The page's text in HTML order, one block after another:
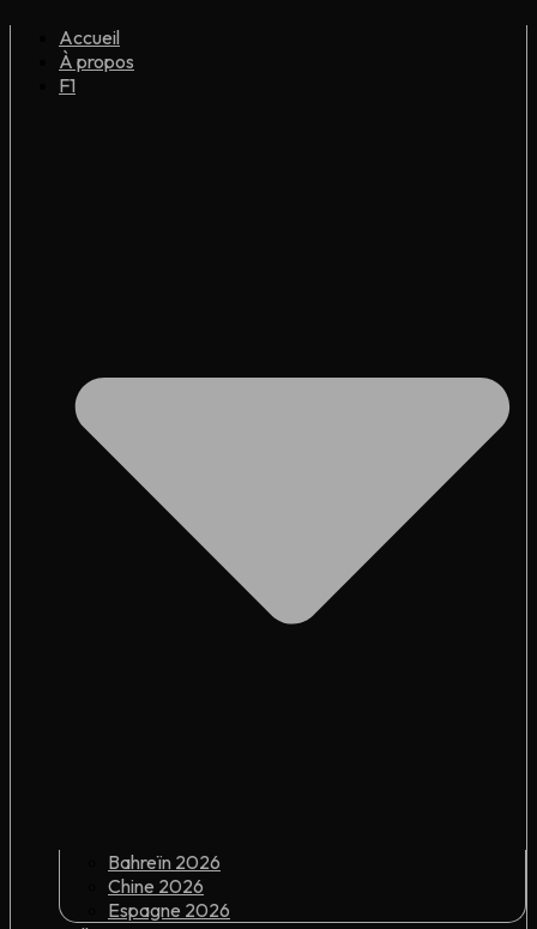
Accueil
À propos
F1
Bahreïn 2026
Chine 2026
Espagne 2026